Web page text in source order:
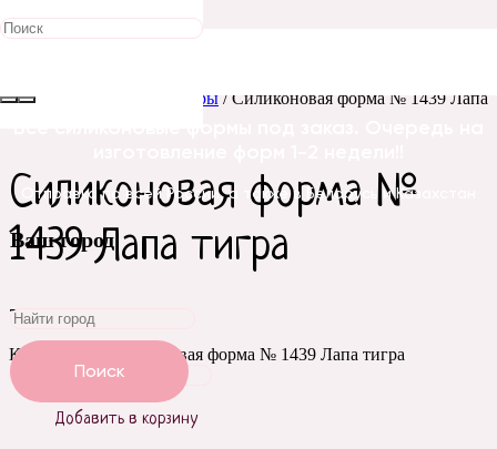
Отправка по всей России, а также в Беларусь и Казахстан
Ваш город
Поиск
формы
Тигры / Силиконовая форма № 1439 Лапа
Силиконовая форма №
1439 Лапа тигра
720₽
Количество Силиконовая форма № 1439 Лапа тигра
Добавить в корзину